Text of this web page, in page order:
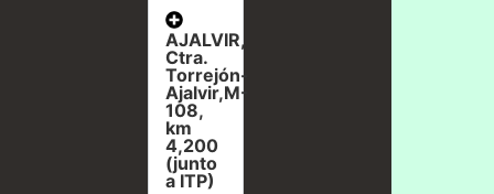
AJALVIR,
Ctra.
Torrejón-
Ajalvir,M-
108,
km
4,200
(junto
a ITP)